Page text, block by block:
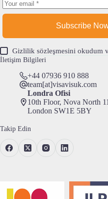
Subscribe
Gizlilik sözleşmesini okudum
İletişim Bilgileri
+44 07936 910 888
team[at]visavisuk.com
Londra Ofisi
10th Floor, Nova North
London SW1E 5BY
Takip Edin